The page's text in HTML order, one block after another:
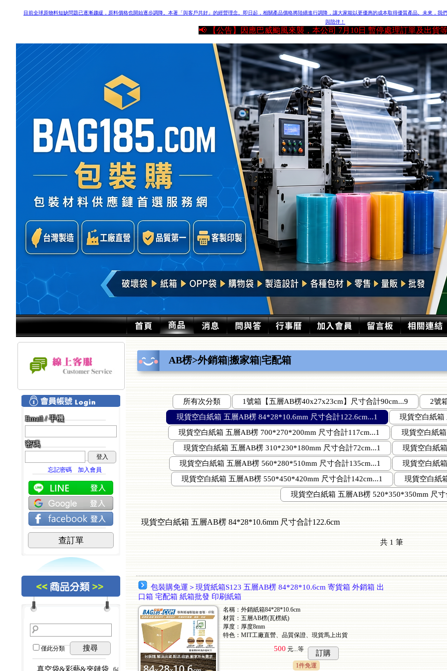
目前全球原物料短缺問題已逐漸趨緩，原料價格也開始逐步調降。 本著「與客戶共好」的經營理念。即日起，相關產品價格將陸續進行調降，讓大家能以更優惠的成本取得優質產品。 未來，我
與陪伴！
📢 【公告】因應巴威颱風來襲，本公司 7月10日 暫停處理訂單及出貨
Email / 手機
密碼
登入
忘記密碼
加入會員
查訂單
僅此分類 搜尋
真空袋&彩藝&夾鏈袋 ...64
AB楞>外銷箱|搬家箱|宅配箱
所有次分類 1號箱【五層AB楞40x27x23cm】尺寸合計90cm...9
2號
現貨空白紙箱 五層AB楞 84*28*10.6mm 尺寸合計122.6cm...1
現貨空白紙箱
現貨空白紙箱 五層AB楞 700*270*200mm 尺寸合計117cm...1
現貨空白紙
現貨空白紙箱 五層AB楞 310*230*180mm 尺寸合計72cm...1
現貨空白紙
現貨空白紙箱 五層AB楞 560*280*510mm 尺寸合計135cm...1
現貨空白紙
現貨空白紙箱 五層AB楞 550*450*420mm 尺寸合計142cm...1
現貨空白紙
現貨空白紙箱 五層AB楞 520*350*350mm 尺寸
現貨空白紙箱 五層AB楞 84*28*10.6mm 尺寸合計122.6cm
共1 筆
包裝購免運＞現貨紙箱S123 五層AB楞 84*28*10.6cm 寄貨箱 外銷箱 出
口箱 宅配箱 紙箱批發 印刷紙箱
名稱：外銷紙箱84*28*10.6cm
材質：五層AB楞(瓦楞紙)
厚度：厚度8mm
特色：MIT工廠直營、品質保證、現貨馬上出貨
500 元...等 訂購
1件免運